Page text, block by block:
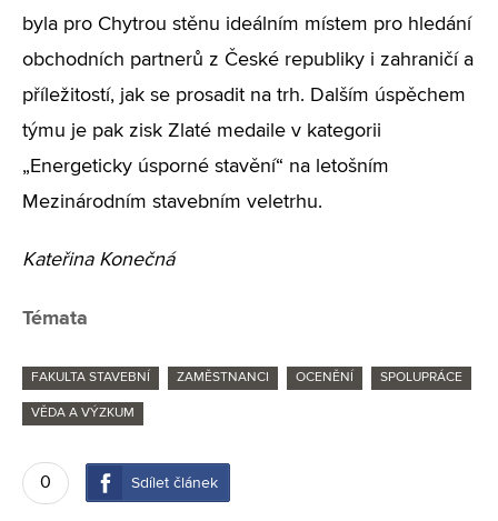
byla pro Chytrou stěnu ideálním místem pro hledání
obchodních partnerů z České republiky i zahraničí a
příležitostí, jak se prosadit na trh. Dalším úspěchem
týmu je pak zisk Zlaté medaile v kategorii
„Energeticky úsporné stavění“ na letošním
Mezinárodním stavebním veletrhu.
Kateřina Konečná
Témata
FAKULTA STAVEBNÍ ZAMĚSTNANCI OCENĚNÍ SPOLUPRÁCE
VĚDA A VÝZKUM
0 Sdílet článek